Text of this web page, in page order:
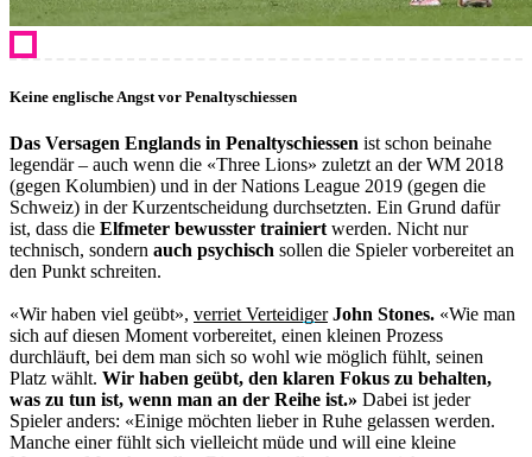
Keine englische Angst vor Penaltyschiessen
Das Versagen Englands in Penaltyschiessen ist schon beinahe
legendär – auch wenn die «Three Lions» zuletzt an der WM 2018
(gegen Kolumbien) und in der Nations League 2019 (gegen die
Schweiz) in der Kurzentscheidung durchsetzten. Ein Grund dafür
ist, dass die Elfmeter bewusster trainiert werden. Nicht nur
technisch, sondern auch psychisch sollen die Spieler vorbereitet an
den Punkt schreiten.
«Wir haben viel geübt», verriet Verteidiger John Stones. «Wie man
sich auf diesen Moment vorbereitet, einen kleinen Prozess
durchläuft, bei dem man sich so wohl wie möglich fühlt, seinen
Platz wählt. Wir haben geübt, den klaren Fokus zu behalten,
was zu tun ist, wenn man an der Reihe ist.» Dabei ist jeder
Spieler anders: «Einige möchten lieber in Ruhe gelassen werden.
Manche einer fühlt sich vielleicht müde und will eine kleine